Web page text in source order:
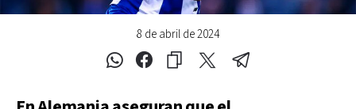
8 de abril de 2024